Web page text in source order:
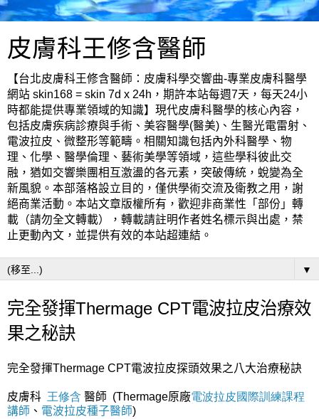
皮膚科王修含醫師
【台北皮膚科王修含醫師：皮膚科學交響曲-專業皮膚科醫學
網站 skin168 = skin 7d x 24h，期許本站每週7天，每天24小
時都能提供專業領域的知識】現代皮膚科醫學的核心內容，
包括皮膚疾病診療與手術、美容醫學(醫美)、生醫光電雷射、
電波拉皮、微整形等範疇。相關知識包括內外科醫學、物
理、化學、醫學倫理、藝術美學等領域，這些學科彼此交
融，猶如交響樂團相互激盪的各元素，突破傳統，蛻變為全
新風貌。本部落格設立目的，僅供學術交流及衛教之用，謝
絕商業活動。本站文章版權所有，歡迎非商業性「部份」轉
載（請勿全文轉載），轉載請註明作者姓名標示與出處，禁
止更動內文，並提供有效的本站超連結。
▼
完全發揮Thermage CPT電波拉皮治療效
果之秘訣
完全發揮Thermage CPT電波拉皮探頭效果之八大治療秘訣
皮膚科 王修含 醫師 (Thermage原廠電波拉皮國際訓練課程
講師 、 電波拉皮種子醫師)